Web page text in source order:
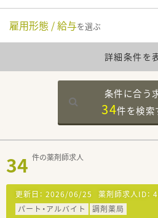
雇用形態 / 給与を選ぶ
詳細条件を
条件に合う
34件を検索
34 件の薬剤師求人
更新日： 2026/06/25 薬剤師求人ID：
パート・アルバイト
調剤薬局